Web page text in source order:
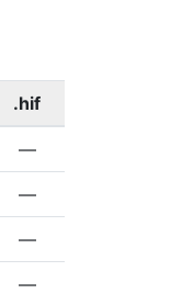
.hif
—
—
—
—